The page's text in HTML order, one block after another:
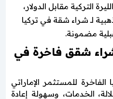
التركية مقابل الدولار،
لـ شراء شقة في تركيا
مضمونة.
شقق فاخرة في
للمستثمر الإماراتي
الخدمات، وسهولة إعادة